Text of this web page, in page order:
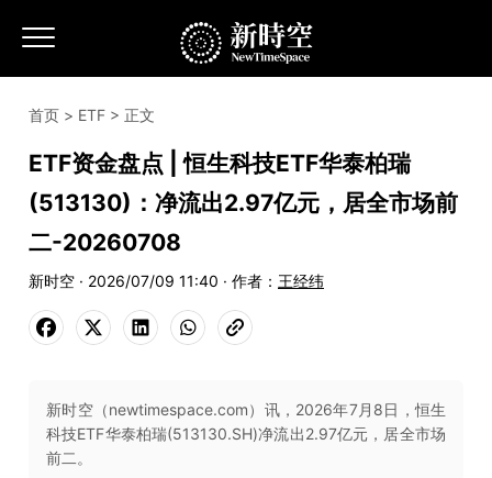
首页 > ETF > 正文
ETF资金盘点 | 恒生科技ETF华泰柏瑞
(513130)：净流出2.97亿元，居全市场前
二-20260708
新时空 · 2026/07/09 11:40 · 作者： 王经纬
新时空（newtimespace.com）讯，2026年7月8日，恒生
科技ETF华泰柏瑞(513130.SH)净流出2.97亿元，居全市场
前二。